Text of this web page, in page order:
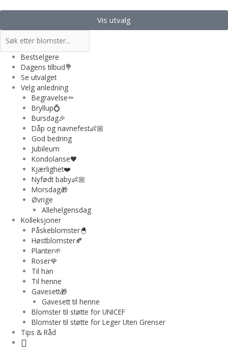
rett
Vis utvalg
Bestselgere
Dagens tilbud💐
Se utvalget
Velg anledning
Begravelse⚰️
Bryllup💍
Bursdag🎉
Dåp og navnefest👶🏼
God bedring
Jubileum
Kondolanse🖤
Kjærlighet❤️
Nyfødt baby👶🏼
Morsdag🎁
Øvrige
Allehelgensdag
Kolleksjoner
Påskeblomster🐣
Høstblomster🍂
Planter🌱
Roser🌹
Til han
Til henne
Gavesett🎁
Gavesett til henne
Blomster til støtte for UNICEF
Blomster til støtte for Leger Uten Grenser
Tips & Råd